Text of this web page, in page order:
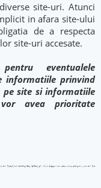
site-uri. Atunci
in afara site-ului
de a respecta
site-uri accesate.
eventualele
informatiile prinvind
pe site si informatiile
avea prioritate